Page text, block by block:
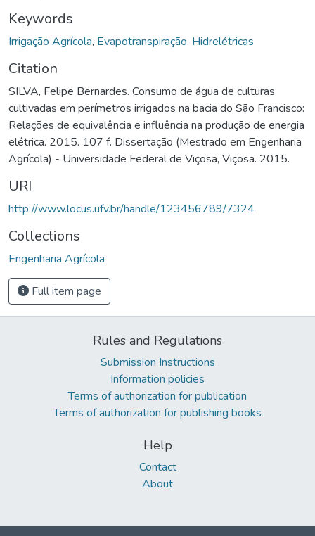
Keywords
Irrigação Agrícola, Evapotranspiração, Hidrelétricas
Citation
SILVA, Felipe Bernardes. Consumo de água de culturas
cultivadas em perímetros irrigados na bacia do São Francisco:
Relações de equivalência e influência na produção de energia
elétrica. 2015. 107 f. Dissertação (Mestrado em Engenharia
Agrícola) - Universidade Federal de Viçosa, Viçosa. 2015.
URI
http://www.locus.ufv.br/handle/123456789/7324
Collections
Engenharia Agrícola
Full item page
Rules and Regulations
Submission Instructions
Information policies
Terms of authorization for publication
Terms of authorization for publishing books
Help
Contact
About